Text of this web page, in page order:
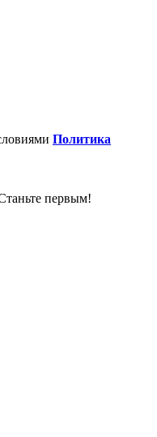
Политика
первым!